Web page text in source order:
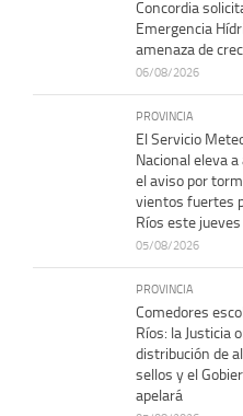
Concordia
Emergencia
amenaza de
06/08/2026
PROVINCIA
El Servicio
Nacional eleva
el aviso por
vientos fuertes
Ríos este jueves
05/08/2026
PROVINCIA
Comedores
Ríos: la Justicia
distribución de
sellos y el
apelará